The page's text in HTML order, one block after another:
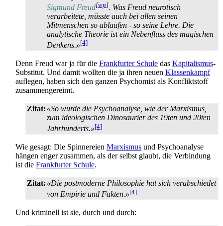
Sigmund Freud[wp]. Was Freud neurotisch
verarbeitete, müsste auch bei allen seinen
Mitmenschen so ablaufen - so seine Lehre. Die
analytische Theorie ist ein Nebenfluss des magischen
Denkens.»[4]
Denn Freud war ja für die Frankfurter Schule das Kapitalismus-
Substitut. Und damit wollten die ja ihren neuen Klassenkampf
auflegen, haben sich den ganzen Psychomist als Konfliktstoff
zusammen­gereimt.
Zitat: «So wurde die Psychoanalyse, wie der Marxismus,
zum ideologischen Dinosaurier des 19ten und 20ten
Jahrhunderts.»[4]
Wie gesagt: Die Spinnereien Marxismus und Psychoanalyse
hängen enger zusammen, als der selbst glaubt, die Verbindung
ist die Frankfurter Schule.
Zitat: «Die postmoderne Philosophie hat sich verabschiedet
von Empirie und Fakten.»[4]
Und kriminell ist sie, durch und durch: